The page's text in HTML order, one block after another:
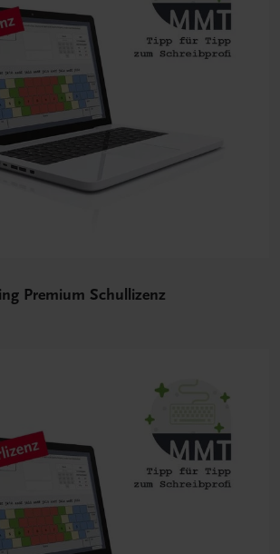
Premium Schullizenz